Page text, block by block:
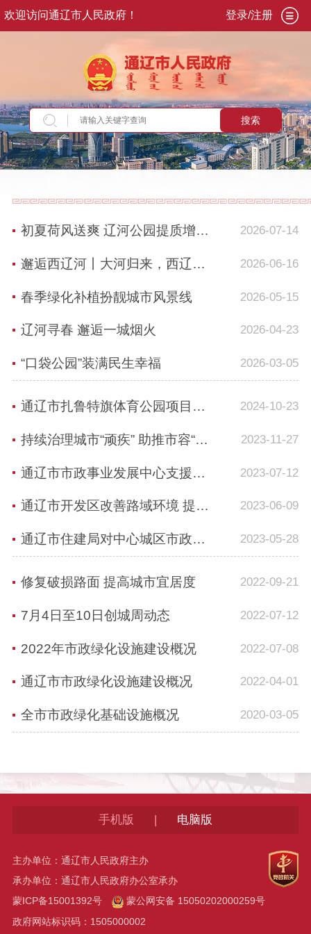
欢迎访问通辽市人民政府！ 登录/注册
搜索
当前位置：首页>走进通辽>发展通辽>基础设
初夏荷风送爽 辽河公园提质增效展新颜 2026-07-14
邂逅西辽河丨大河归来，西辽河生态复苏绘就“幸福画卷” 2026-06-16
春季绿化补植扮靓城市风景线 2026-05-15
辽河寻春 邂逅一城烟火 2026-04-23
“口袋公园”装满民生幸福 2026-03-05
通辽市扎鲁特旗体育公园项目通过竣工验收 2024-10-23
持续治理城市“顽疾” 助推市容“旧貌”换“新颜” 2023-11-27
通辽市市政事业发展中心支援库伦旗开展排水内涝整治工作 2023-07-12
通辽市开发区改善路域环境 提升城市“颜值” 2023-06-09
通辽市住建局对中心城区市政园林一体化养护项目工作现场督导 2023-05-28
修复破损路面 提高城市宜居度 2022-09-21
7月4日至10日创城周动态 2022-07-12
2022年市政绿化设施建设概况 2022-07-08
通辽市市政绿化设施建设概况 2022-04-01
全市市政绿化基础设施概况 2020-03-05
手机版 | 电脑版
主办单位：通辽市人民政府主办
承办单位：通辽市人民政府办公室承办
蒙ICP备15001392号
蒙公网安备 15050202000259号
政府网站标识码：1505000002